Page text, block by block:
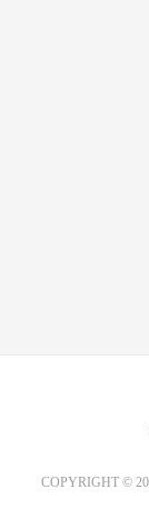
COPYRIGHT ©